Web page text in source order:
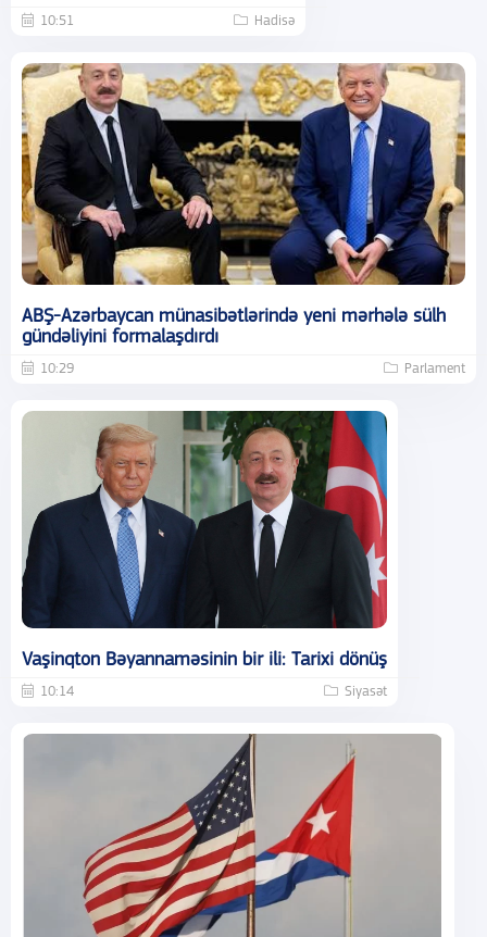
10:51 Hadisə
ABŞ-Azərbaycan münasibətlərində yeni mərhələ sülh
gündəliyini formalaşdırdı
10:29 Parlament
Vaşinqton Bəyannaməsinin bir ili: Tarixi dönüş
10:14 Siyasət